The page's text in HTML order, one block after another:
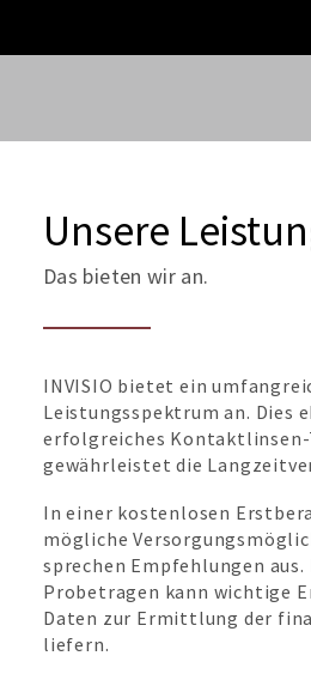
Unsere
Das bieten wir an.
INVISIO bietet ein
Leistungsspektrum an. Dies
erfolgreiches Kontaktlinsen-
gewährleistet die
In einer kostenlosen
mögliche
sprechen Empfehlungen
Probetragen kann wichtige
Daten zur Ermittlung der
liefern.